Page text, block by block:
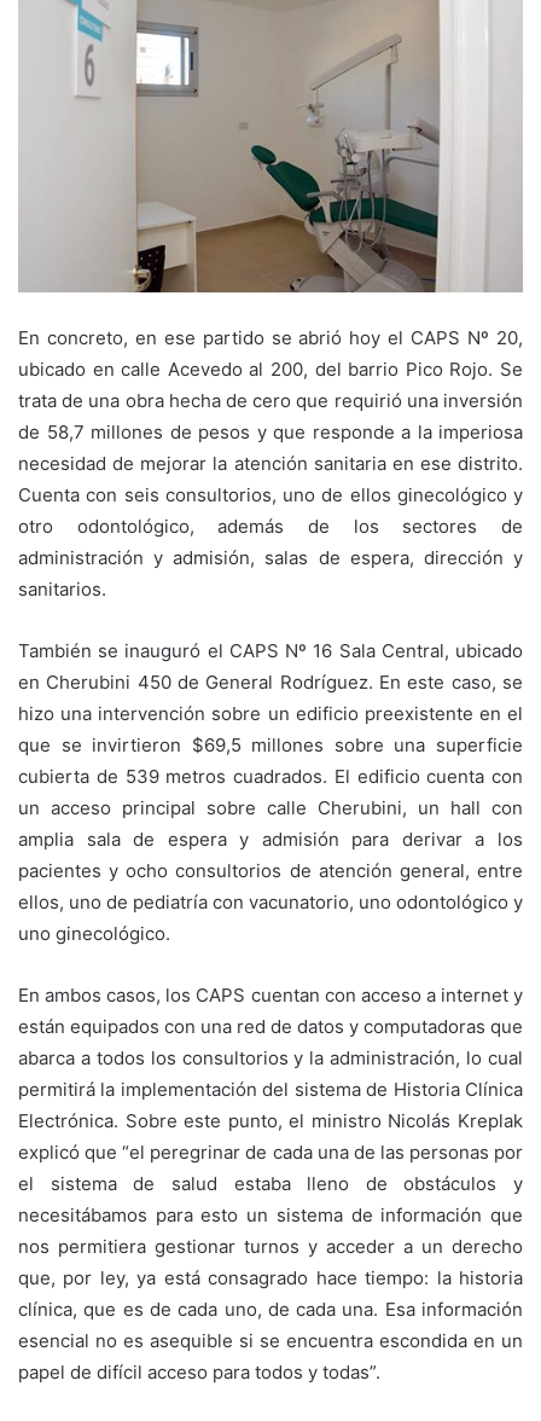
En concreto, en ese partido se abrió hoy el CAPS Nº 20,
ubicado en calle Acevedo al 200, del barrio Pico Rojo. Se
trata de una obra hecha de cero que requirió una inversión
de 58,7 millones de pesos y que responde a la imperiosa
necesidad de mejorar la atención sanitaria en ese distrito.
Cuenta con seis consultorios, uno de ellos ginecológico y
otro odontológico, además de los sectores de
administración y admisión, salas de espera, dirección y
sanitarios.
También se inauguró el CAPS Nº 16 Sala Central, ubicado
en Cherubini 450 de General Rodríguez. En este caso, se
hizo una intervención sobre un edificio preexistente en el
que se invirtieron $69,5 millones sobre una superficie
cubierta de 539 metros cuadrados. El edificio cuenta con
un acceso principal sobre calle Cherubini, un hall con
amplia sala de espera y admisión para derivar a los
pacientes y ocho consultorios de atención general, entre
ellos, uno de pediatría con vacunatorio, uno odontológico y
uno ginecológico.
En ambos casos, los CAPS cuentan con acceso a internet y
están equipados con una red de datos y computadoras que
abarca a todos los consultorios y la administración, lo cual
permitirá la implementación del sistema de Historia Clínica
Electrónica. Sobre este punto, el ministro Nicolás Kreplak
explicó que “el peregrinar de cada una de las personas por
el sistema de salud estaba lleno de obstáculos y
necesitábamos para esto un sistema de información que
nos permitiera gestionar turnos y acceder a un derecho
que, por ley, ya está consagrado hace tiempo: la historia
clínica, que es de cada uno, de cada una. Esa información
esencial no es asequible si se encuentra escondida en un
papel de difícil acceso para todos y todas”.